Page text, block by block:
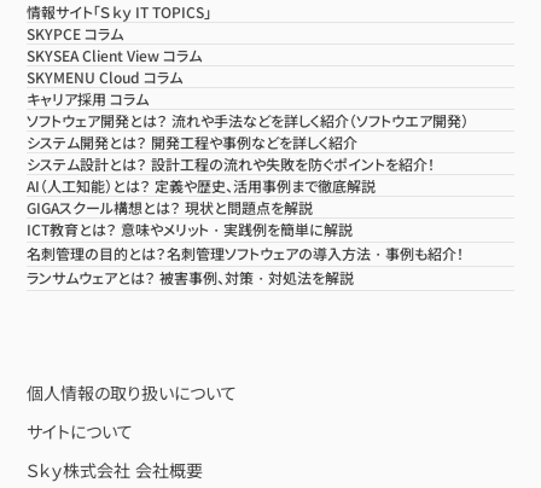
情報サイト「Ｓｋｙ IT TOPICS」
SKYPCE コラム
SKYSEA Client View コラム
SKYMENU Cloud コラム
キャリア採用 コラム
ソフトウェア開発とは？ 流れや手法などを詳しく紹介（ソフトウエア開発）
システム開発とは？ 開発工程や事例などを詳しく紹介
システム設計とは？ 設計工程の流れや失敗を防ぐポイントを紹介！
AI（人工知能）とは？ 定義や歴史、活用事例まで徹底解説
GIGAスクール構想とは？ 現状と問題点を解説
ICT教育とは？ 意味やメリット・実践例を簡単に解説
名刺管理の目的とは？名刺管理ソフトウェアの導入方法・事例も紹介！
ランサムウェアとは？ 被害事例、対策・対処法を解説
個人情報の取り扱いについて
サイトについて
Ｓｋｙ株式会社 会社概要